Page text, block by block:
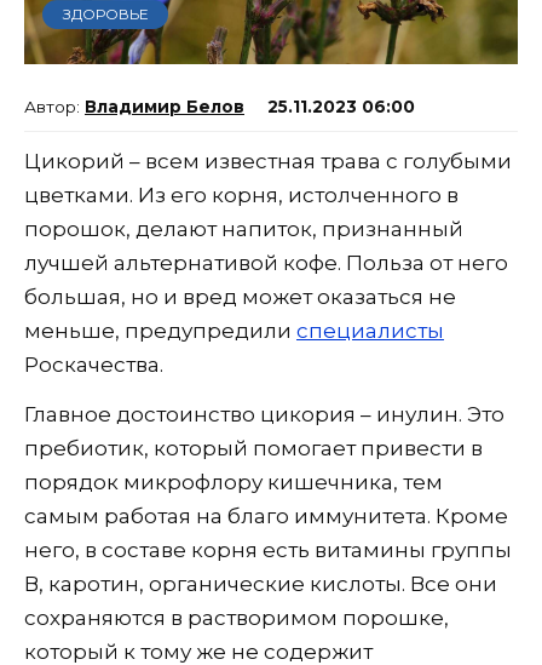
ЗДОРОВЬЕ
Владимир Белов 25.11.2023 06:00
Цикорий – всем известная трава с голубыми
цветками. Из его корня, истолченного в
порошок, делают напиток, признанный
лучшей альтернативой кофе. Польза от него
большая, но и вред может оказаться не
меньше, предупредили специалисты
Роскачества.
Главное достоинство цикория – инулин. Это
пребиотик, который помогает привести в
порядок микрофлору кишечника, тем
самым работая на благо иммунитета. Кроме
него, в составе корня есть витамины группы
В, каротин, органические кислоты. Все они
сохраняются в растворимом порошке,
который к тому же не содержит